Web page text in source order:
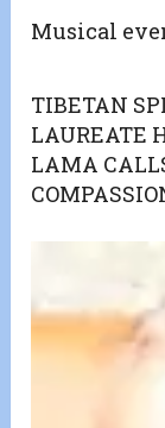
Musical
TIBETAN
LAUREATE
LAMA